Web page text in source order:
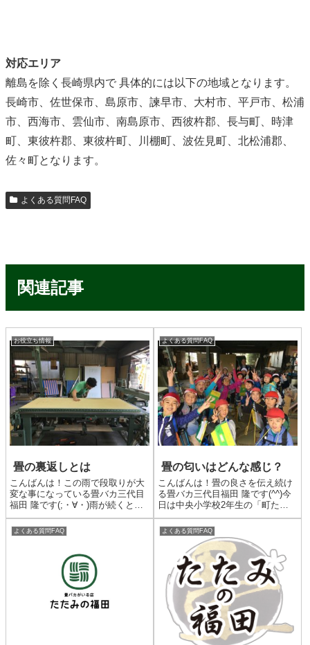
対応エリア
離島を除く長崎県内で 具体的には以下の地域となります。
長崎市、佐世保市、島原市、諫早市、大村市、平戸市、松浦
市、西海市、雲仙市、南島原市、西彼杵郡、長与町、時津
町、東彼杵郡、東彼杵町、川棚町、波佐見町、北松浦郡、
佐々町となります。
よくある質問FAQ
関連記事
お役立ち情報
畳の裏返しとは
こんばんは！この雨で段取りが大
変な事になっている畳バカ三代目
福田 隆です(;・∀・)雨が続くと予
定を立てるのも難しいですよね。
畳の裏返しって言葉を聞いた事は
おありでしょうか？畳を裏返
秘技、畳返し！！色々と雑です...
よくある質問FAQ
畳の匂いはどんな感じ？
こんばんは！畳の良さを伝え続け
る畳バカ三代目福田 隆です(^^)今
日は中央小学校2年生の「町たん
けん学習」の一環として当店の職
場見学がありました。皆んな寒い
中、こんなに元気でしたよ〜(^^)
畳についての説明や、作業風景を
見てもらったり、その...
よくある質問FAQ よくある質問FAQ